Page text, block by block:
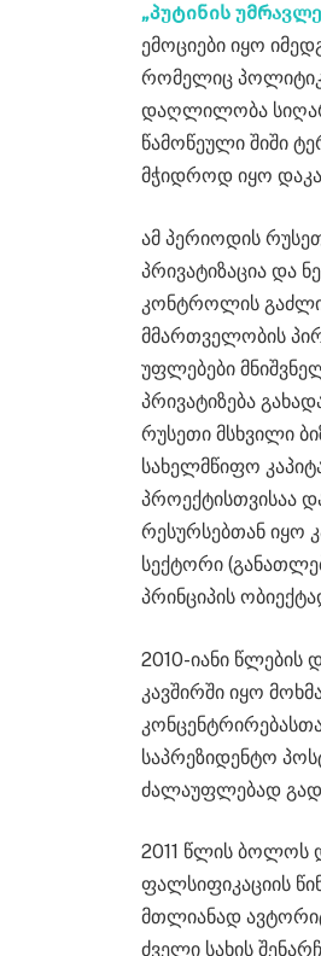
„პუტინის
ემოციები იყო
რომელიც
დაღლილობა
წამოწეული შიში
მჭიდროდ იყო
ამ პერიოდის
პრივატიზაცია
კონტროლის
მმართველობის
უფლებები
პრივატიზება
რუსეთი მსხვილი
სახელმწიფო
პროექტისთვისაა
რესურსებთან იყო
სექტორი
პრინციპის
2010-იანი წლების
კავშირში იყო
საპრეზიდენტო
ძალაუფლებად
2011 წლის ბოლოს
ფალსიფიკაციის
მთლიანად
ძველი სახის